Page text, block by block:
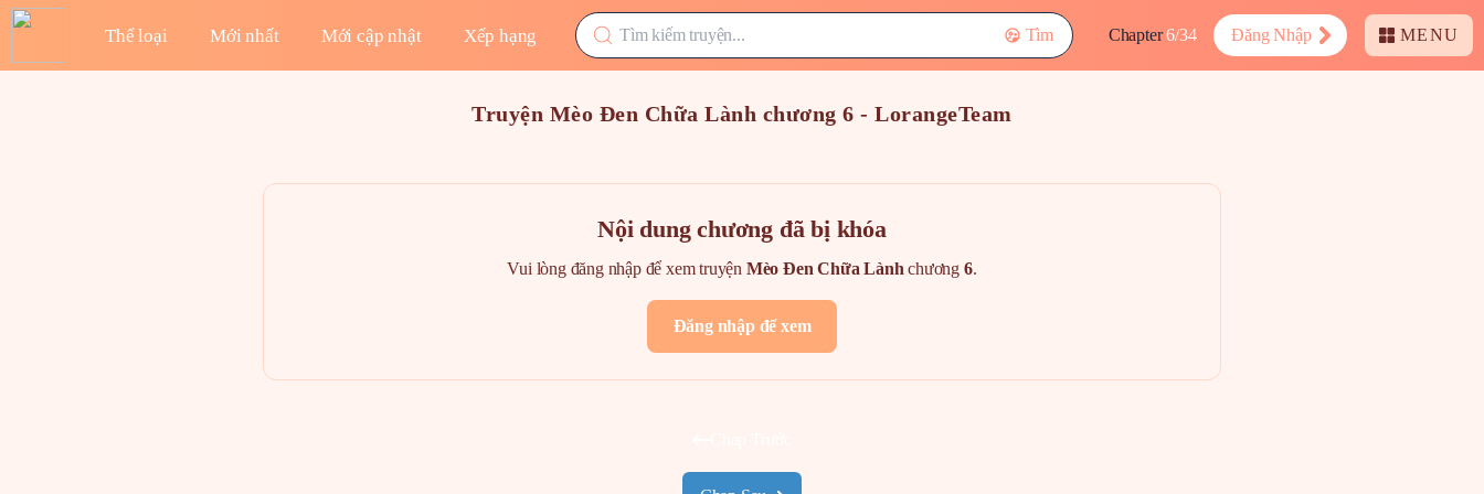
Thể loại Mới nhất Mới cập nhật Xếp hạng Tìm Chapter 6/34 Đăng Nhập MENU
Truyện Mèo Đen Chữa Lành chương 6 - LorangeTeam
Nội dung chương đã bị khóa
Vui lòng đăng nhập để xem truyện Mèo Đen Chữa Lành chương 6.
Đăng nhập để xem